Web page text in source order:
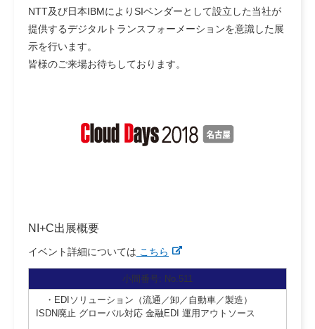
NTT及び日本IBMによりSIベンダーとして設立した当社が
提供するデジタルトランスフォーメーションを意識した展
示を行います。
皆様のご来場お待ちしております。
NI+C出展概要
イベント詳細については こちら
小間番号: No.511
・EDIソリューション（流通／卸／自動車／製造）
ISDN廃止 グローバル対応 金融EDI 運用アウトソース